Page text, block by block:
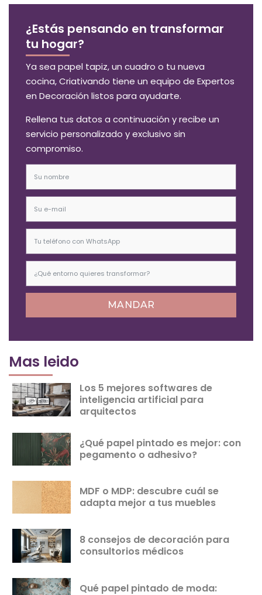
¿Estás pensando en transformar
tu hogar?
Ya sea papel tapiz, un cuadro o tu nueva
cocina, Criativando tiene un equipo de Expertos
en Decoración listos para ayudarte.
Rellena tus datos a continuación y recibe un
servicio personalizado y exclusivo sin
compromiso.
MANDAR
Mas leido
Los 5 mejores softwares de
inteligencia artificial para
arquitectos
¿Qué papel pintado es mejor: con
pegamento o adhesivo?
MDF o MDP: descubre cuál se
adapta mejor a tus muebles
8 consejos de decoración para
consultorios médicos
Qué papel pintado de moda: